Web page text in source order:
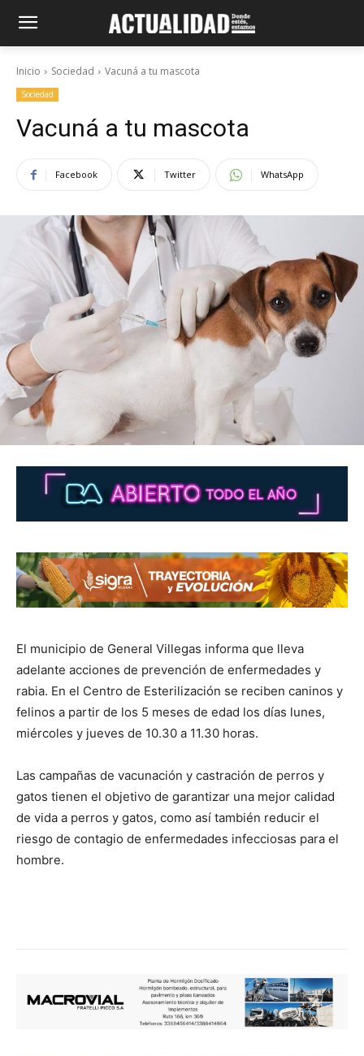
Inicio Sociedad Vacuná a tu mascota
Sociedad
Vacuná a tu mascota
Facebook Twitter WhatsApp
El municipio de General Villegas informa que lleva
adelante acciones de prevención de enfermedades y
rabia. En el Centro de Esterilización se reciben caninos y
felinos a partir de los 5 meses de edad los días lunes,
miércoles y jueves de 10.30 a 11.30 horas.
Las campañas de vacunación y castración de perros y
gatos tienen el objetivo de garantizar una mejor calidad
de vida a perros y gatos, como así también reducir el
riesgo de contagio de enfermedades infecciosas para el
hombre.